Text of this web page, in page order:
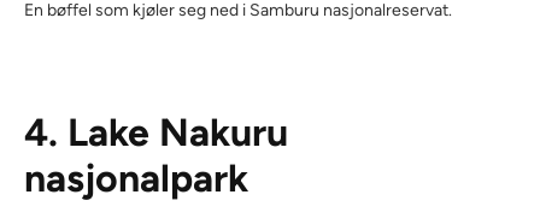
En bøffel som kjøler seg ned i Samburu nasjonalreservat.
4. Lake Nakuru
nasjonalpark